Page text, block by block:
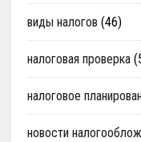
виды налогов (46)
налоговая проверка
налоговое
новости